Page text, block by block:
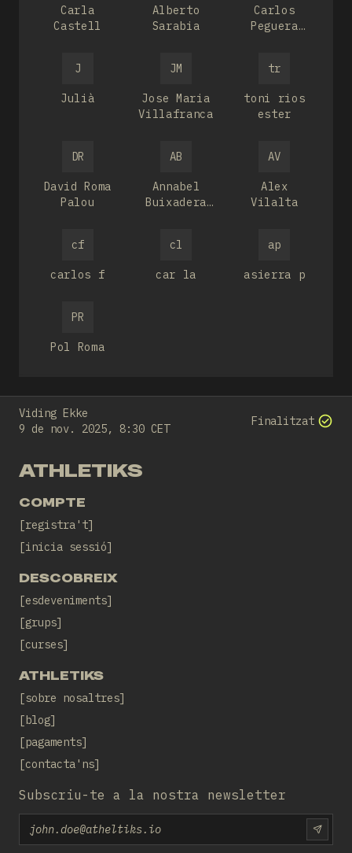
Carla
Castell
Alberto
Sarabia
Carlos
Peguera
J
Julià
JM
Jose Maria
Villafranca
tr
toni rios
ester
DR
David Roma
Palou
AB
Annabel
Buixadera
AV
Alex
Vilalta
cf
carlos f
cl
car la
ap
asierra p
PR
Pol Roma
Viding Ekke
9 de nov. 2025, 8:30 CET
Finalitzat
ATHLETIKS
COMPTE
registra't
inicia sessió
DESCOBREIX
esdeveniments
grups
curses
ATHLETIKS
sobre nosaltres
blog
pagaments
contacta'ns
Subscriu-te a la nostra newsletter
Email